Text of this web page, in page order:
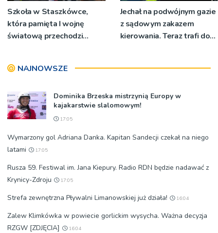
Szkoła w Staszkówce,
która pamięta I wojnę
światową przechodzi
Jechał na podwójnym gazie
z sądowym zakazem
kierowania. Teraz trafi do
NAJNOWSZE
Dominika Brzeska mistrzynią Europy w
kajakarstwie slalomowym!
17:05
Wymarzony gol Adriana Danka. Kapitan Sandecji czekał na niego
latami
17:05
Rusza 59. Festiwal im. Jana Kiepury. Radio RDN będzie nadawać z
Krynicy-Zdroju
17:05
Strefa zewnętrzna Pływalni Limanowskiej już działa! 16:04
Zalew Klimkówka w powiecie gorlickim wysycha. Ważna decyzja
RZGW [ZDJĘCIA]
16:04